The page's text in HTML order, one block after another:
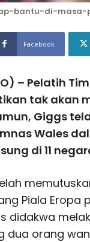
bantu-di-masa-
Facebook
– Pelatih
tak akan
Giggs
Wales
di 11
Piala Eropa
didakwa
dua orang